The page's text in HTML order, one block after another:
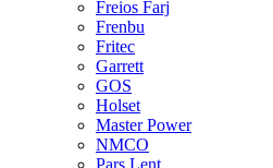
Freios Farj
Frenbu
Fritec
Garrett
GOS
Holset
Master Power
NMCO
Pars Lent